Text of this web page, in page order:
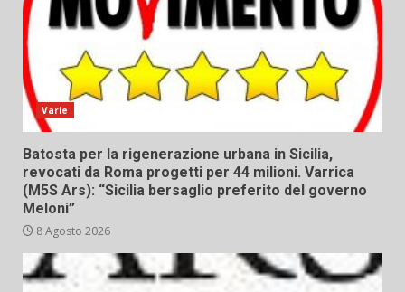
Varie
Batosta per la rigenerazione urbana in Sicilia,
revocati da Roma progetti per 44 milioni. Varrica
(M5S Ars): “Sicilia bersaglio preferito del governo
Meloni”
8 Agosto 2026